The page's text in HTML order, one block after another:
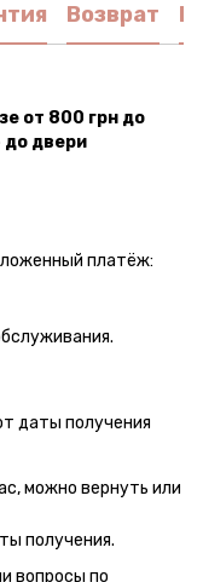
Возврат
от 800 грн до
до двери
платёж:
даты получения
можно вернуть или
получения.
вопросы по